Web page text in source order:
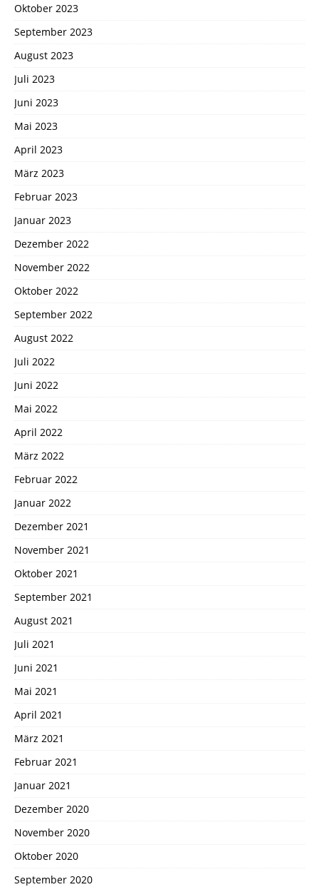
Oktober 2023
September 2023
August 2023
Juli 2023
Juni 2023
Mai 2023
April 2023
März 2023
Februar 2023
Januar 2023
Dezember 2022
November 2022
Oktober 2022
September 2022
August 2022
Juli 2022
Juni 2022
Mai 2022
April 2022
März 2022
Februar 2022
Januar 2022
Dezember 2021
November 2021
Oktober 2021
September 2021
August 2021
Juli 2021
Juni 2021
Mai 2021
April 2021
März 2021
Februar 2021
Januar 2021
Dezember 2020
November 2020
Oktober 2020
September 2020